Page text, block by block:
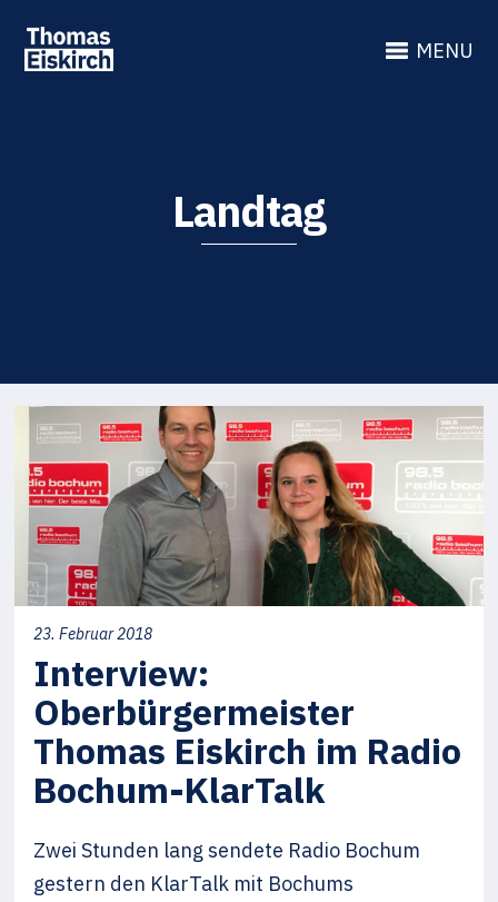
MENU
Landtag
23. Februar 2018
Interview:
Oberbürgermeister
Thomas Eiskirch im Radio
Bochum-KlarTalk
Zwei Stunden lang sendete Radio Bochum
gestern den KlarTalk mit Bochums